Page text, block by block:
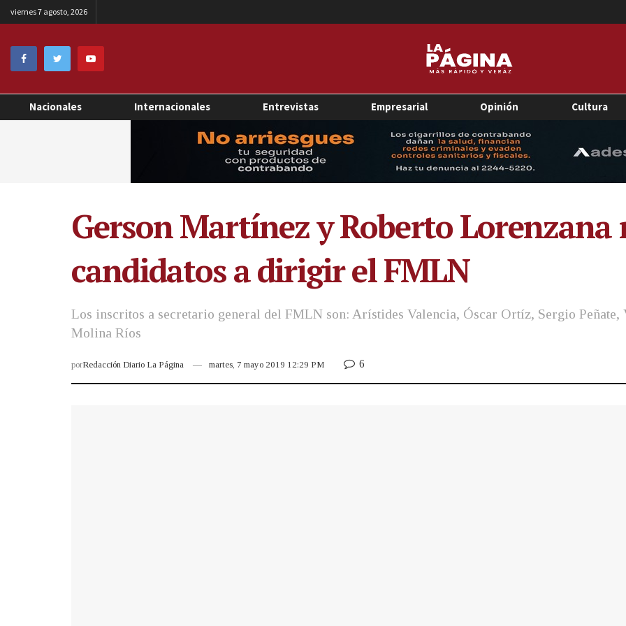
viernes 7 agosto, 2026
Nacionales Internacionales Entrevistas Empresarial Opinión Cultura
Gerson Martínez y Roberto Lorenzana
candidatos a dirigir el FMLN
Los inscritos a secretario general del FMLN son: Arístides Valencia, Óscar Ortíz, Sergio
Molina Ríos
porRedacción Diario La Página martes, 7 mayo 2019 12:29 PM 6